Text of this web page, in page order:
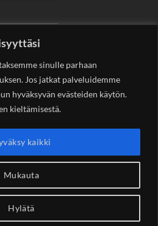
sinulle parhaan
Jos jatkat palveluidemme
hyväksyvän evästeiden käytön.
kieltämisestä.
Mukauta
Hylätä
kaikki
OySotungintie 449,
63
Rakennuskonevuokraus.fi